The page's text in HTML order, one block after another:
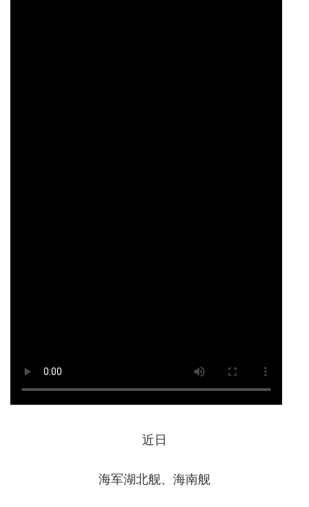
近日
海军湖北舰、海南舰